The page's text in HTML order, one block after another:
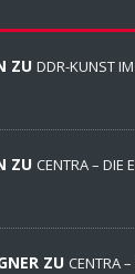
ZU DDR-KUNST
ZU CENTRA – DIE
ZU CENTRA